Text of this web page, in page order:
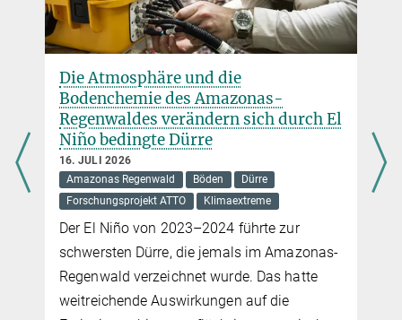
Die Atmosphäre und die
Bodenchemie des Amazonas-
Regenwaldes verändern sich durch El
Niño bedingte Dürre
16. JULI 2026
Amazonas Regenwald
Böden
Dürre
Forschungsprojekt ATTO
Klimaextreme
Der El Niño von 2023–2024 führte zur
schwersten Dürre, die jemals im Amazonas-
Regenwald verzeichnet wurde. Das hatte
weitreichende Auswirkungen auf die